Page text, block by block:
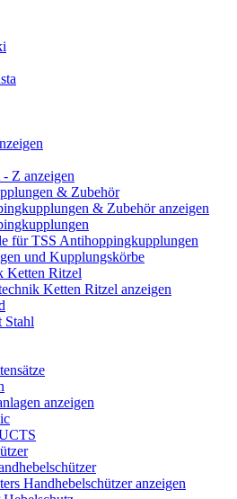
Z anzeigen
& Zubehör
& Zubehör anzeigen
für TSS Antihoppingkupplungen
und Kupplungskörbe
Ketten Ritzel
Ketten Ritzel anzeigen
Stahl
anzeigen
Handhebelschützer anzeigen